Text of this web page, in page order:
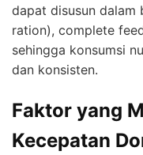
dapat disusun dalam
ration), complete
sehingga konsumsi
dan konsisten.
Faktor yang
Kecepatan